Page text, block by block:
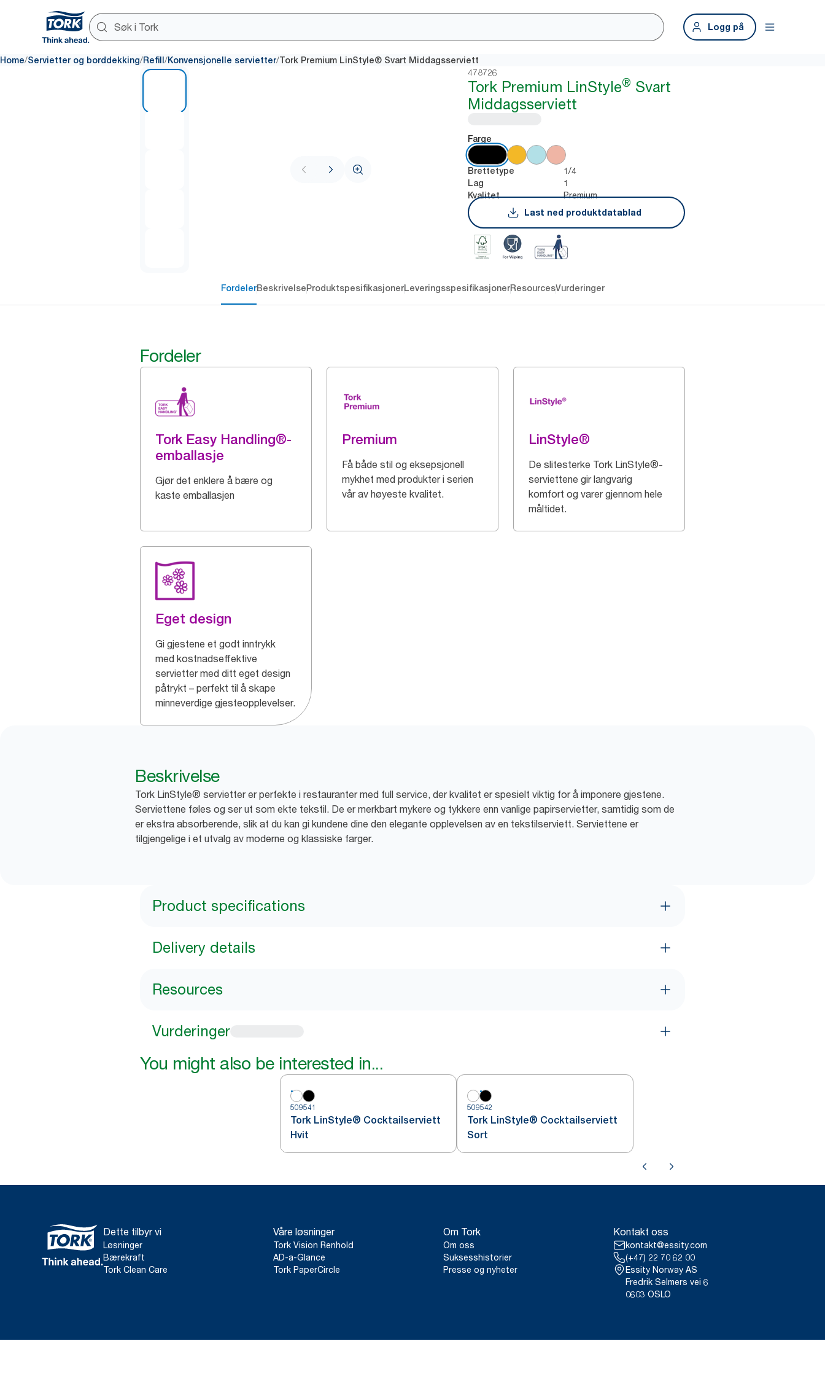
Logg på
Home/Servietter og borddekking/Refill /Konvensjonelle servietter/Tork Premium LinStyle® Svart Middagsserviett
478726
Tork Premium LinStyle® Svart
Middagsserviett
Farge
Brettetype 1/4
Lag 1
Kvalitet
Premium
Last ned produktdatablad
FordelerBeskrivelseProduktspesifikasjonerLeveringsspesifikasjonerResourcesVurderinger
Fordeler
Tork Easy Handling®-
emballasje
Gjør det enklere å bære og
kaste emballasjen
Premium
Få både stil og eksepsjonell
mykhet med produkter i serien
vår av høyeste kvalitet.
LinStyle®
De slitesterke Tork LinStyle®-
serviettene gir langvarig
komfort og varer gjennom hele
måltidet.
Eget design
Gi gjestene et godt inntrykk
med kostnadseffektive
servietter med ditt eget design
påtrykt – perfekt til å skape
minneverdige gjesteopplevelser.
Beskrivelse
Tork LinStyle® servietter er perfekte i restauranter med full service, der kvalitet er spesielt viktig for å imponere gjestene.
Serviettene føles og ser ut som ekte tekstil. De er merkbart mykere og tykkere enn vanlige papirservietter, samtidig som de
er ekstra absorberende, slik at du kan gi kundene dine den elegante opplevelsen av en tekstilserviett. Serviettene er
tilgjengelige i et utvalg av moderne og klassiske farger.
Product specifications
Delivery details
Resources
Vurderinger
You might also be interested in...
509541
Tork LinStyle® Cocktailserviett
Hvit
509542
Tork LinStyle® Cocktailserviett
Sort
Dette tilbyr vi
Løsninger
Bærekraft
Tork Clean Care
Våre løsninger
Tork Vision Renhold
AD-a-Glance
Tork PaperCircle
Om Tork
Om oss
Suksesshistorier
Presse og nyheter
Kontakt oss
kontakt@essity.com
(+47) 22 70 62 00
Essity Norway AS
Fredrik Selmers vei 6
0603 OSLO